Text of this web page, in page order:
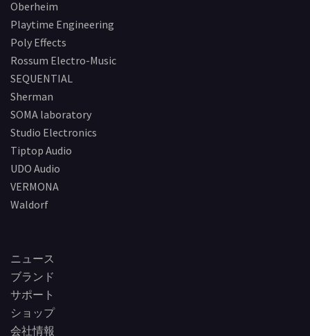
Oberheim
Playtime Engineering
Poly Effects
Rossum Electro-Music
SEQUENTIAL
Sherman
SOMA laboratory
Studio Electronics
Tiptop Audio
UDO Audio
VERMONA
Waldorf
ニュース
ブランド
サポート
ショップ
会社情報